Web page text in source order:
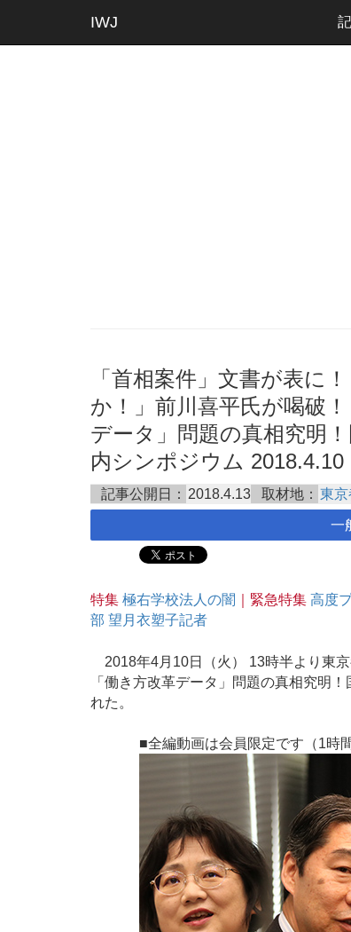
IWJ
「首相案件」文書が表に
か！」前川喜平氏が喝破
データ」問題の真相究明
内シンポジウム 2018.4.10
記事公開日： 2018.4.13 取材地： 東京
一
特集 極右学校法人の闇 ｜緊急特集 高度
部 望月衣塑子記者
2018年4月10日（火） 13時半より東
「働き方改革データ」問題の真相究明
れた。
■全編動画は会員限定です（1時